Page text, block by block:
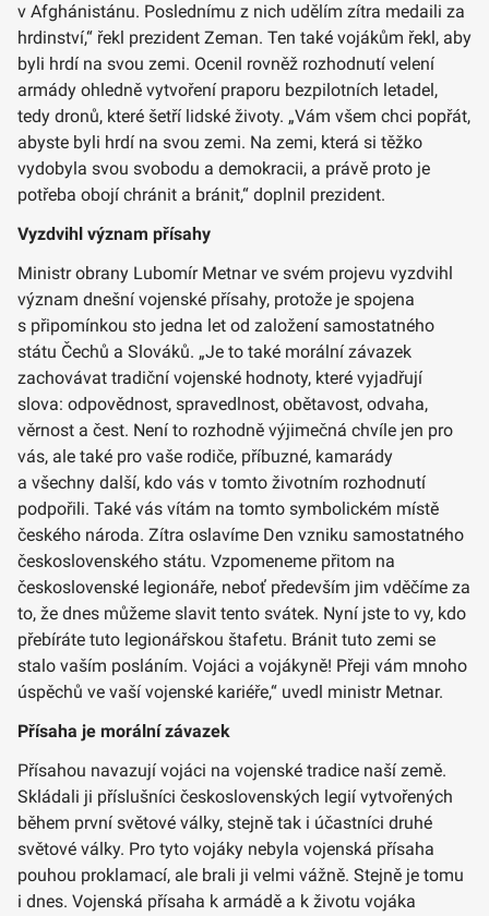
v Afghánistánu. Poslednímu z nich udělím zítra medaili za
hrdinství,“ řekl prezident Zeman. Ten také vojákům řekl, aby
byli hrdí na svou zemi. Ocenil rovněž rozhodnutí velení
armády ohledně vytvoření praporu bezpilotních letadel,
tedy dronů, které šetří lidské životy. „Vám všem chci popřát,
abyste byli hrdí na svou zemi. Na zemi, která si těžko
vydobyla svou svobodu a demokracii, a právě proto je
potřeba obojí chránit a bránit,“ doplnil prezident.
Vyzdvihl význam přísahy
Ministr obrany Lubomír Metnar ve svém projevu vyzdvihl
význam dnešní vojenské přísahy, protože je spojena
s připomínkou sto jedna let od založení samostatného
státu Čechů a Slováků. „Je to také morální závazek
zachovávat tradiční vojenské hodnoty, které vyjadřují
slova: odpovědnost, spravedlnost, obětavost, odvaha,
věrnost a čest. Není to rozhodně výjimečná chvíle jen pro
vás, ale také pro vaše rodiče, příbuzné, kamarády
a všechny další, kdo vás v tomto životním rozhodnutí
podpořili. Také vás vítám na tomto symbolickém místě
českého národa. Zítra oslavíme Den vzniku samostatného
československého státu. Vzpomeneme přitom na
československé legionáře, neboť především jim vděčíme za
to, že dnes můžeme slavit tento svátek. Nyní jste to vy, kdo
přebíráte tuto legionářskou štafetu. Bránit tuto zemi se
stalo vaším posláním. Vojáci a vojákyně! Přeji vám mnoho
úspěchů ve vaší vojenské kariéře,“ uvedl ministr Metnar.
Přísaha je morální závazek
Přísahou navazují vojáci na vojenské tradice naší země.
Skládali ji příslušníci československých legií vytvořených
během první světové války, stejně tak i účastníci druhé
světové války. Pro tyto vojáky nebyla vojenská přísaha
pouhou proklamací, ale brali ji velmi vážně. Stejně je tomu
i dnes. Vojenská přísaha k armádě a k životu vojáka